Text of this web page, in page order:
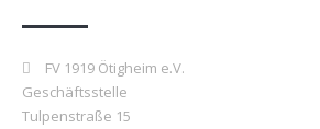
FV 1919 Ötigheim e.V.
Geschäftsstelle
Tulpenstraße 15